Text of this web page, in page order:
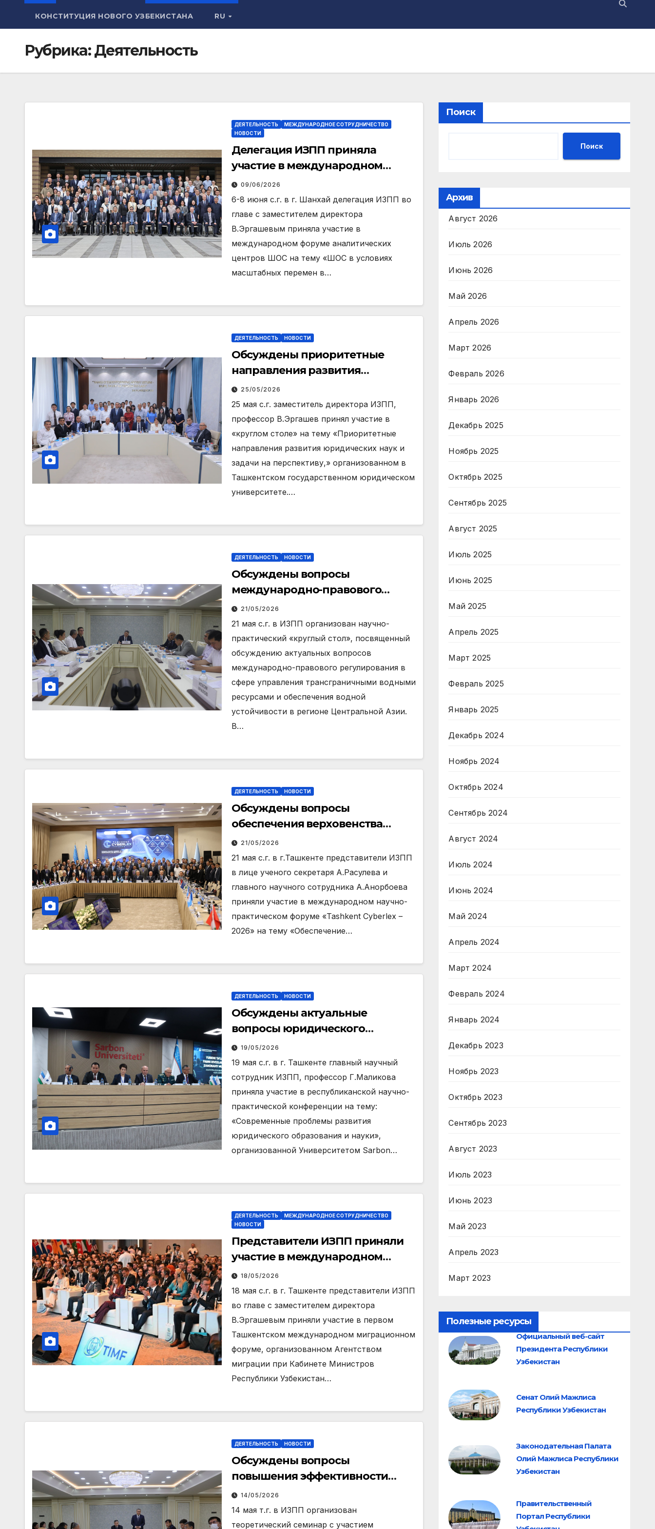
КОНСТИТУЦИЯ НОВОГО УЗБЕКИСТАНА RU
Рубрика:Деятельность
ДЕЯТЕЛЬНОСТЬ
МЕЖДУНАРОДНОЕ СОТРУДНИЧЕСТВО
НОВОСТИ
Делегация ИЗПП приняла
участие в международном
форуме
09/06/2026
6-8 июня с.г. в г. Шанхай делегация ИЗПП во
главе с заместителем директора
В.Эргашевым приняла участие в
международном форуме аналитических
центров ШОС на тему «ШОС в условиях
масштабных перемен в…
ДЕЯТЕЛЬНОСТЬ НОВОСТИ
Обсуждены приоритетные
направления развития
юридических наук
25/05/2026
25 мая с.г. заместитель директора ИЗПП,
профессор В.Эргашев принял участие в
«круглом столе» на тему «Приоритетные
направления развития юридических наук и
задачи на перспективу,» организованном в
Ташкентском государственном юридическом
университете.…
ДЕЯТЕЛЬНОСТЬ НОВОСТИ
Обсуждены вопросы
международно-правового
регулирования водных
ресурсов
21/05/2026
21 мая с.г. в ИЗПП организован научно-
практический «круглый стол», посвященный
обсуждению актуальных вопросов
международно-правового регулирования в
сфере управления трансграничными водными
ресурсами и обеспечения водной
устойчивости в регионе Центральной Азии.
В…
ДЕЯТЕЛЬНОСТЬ НОВОСТИ
Обсуждены вопросы
обеспечения верховенства
закона и кибербезопасности в
цифровую эпоху
21/05/2026
21 мая с.г. в г.Ташкенте представители ИЗПП
в лице ученого секретаря А.Расулева и
главного научного сотрудника А.Анорбоева
приняли участие в международном научно-
практическом форуме «Tashkent Cyberlex –
2026» на тему «Обеспечение…
ДЕЯТЕЛЬНОСТЬ НОВОСТИ
Обсуждены актуальные
вопросы юридического
образования и науки
19/05/2026
19 мая с.г. в г. Ташкенте главный научный
сотрудник ИЗПП, профессор Г.Маликова
приняла участие в республиканской научно-
практической конференции на тему:
«Современные проблемы развития
юридического образования и науки»,
организованной Университетом Sarbon…
ДЕЯТЕЛЬНОСТЬ
МЕЖДУНАРОДНОЕ СОТРУДНИЧЕСТВО
НОВОСТИ
Представители ИЗПП приняли
участие в международном
миграционном форуме
18/05/2026
18 мая с.г. в г. Ташкенте представители ИЗПП
во главе с заместителем директора
В.Эргашевым приняли участие в первом
Ташкентском международном миграционном
форуме, организованном Агентством
миграции при Кабинете Министров
Республики Узбекистан…
ДЕЯТЕЛЬНОСТЬ НОВОСТИ
Обсуждены вопросы
повышения эффективности
научной и исследовательской
деятельности
14/05/2026
14 мая т.г. в ИЗПП организован
теоретический семинар с участием
Поиск
Поиск
Архив
Август 2026
Июль 2026
Июнь 2026
Май 2026
Апрель 2026
Март 2026
Февраль 2026
Январь 2026
Декабрь 2025
Ноябрь 2025
Октябрь 2025
Сентябрь 2025
Август 2025
Июль 2025
Июнь 2025
Май 2025
Апрель 2025
Март 2025
Февраль 2025
Январь 2025
Декабрь 2024
Ноябрь 2024
Октябрь 2024
Сентябрь 2024
Август 2024
Июль 2024
Июнь 2024
Май 2024
Апрель 2024
Март 2024
Февраль 2024
Январь 2024
Декабрь 2023
Ноябрь 2023
Октябрь 2023
Сентябрь 2023
Август 2023
Июль 2023
Июнь 2023
Май 2023
Апрель 2023
Март 2023
Полезные ресурсы
Официальный веб-сайт
Президента Республики
Узбекистан
Сенат Олий Мажлиса
Республики Узбекистан
Законодательная Палата
Олий Мажлиса Республики
Узбекистан
Правительственный
Портал Республики